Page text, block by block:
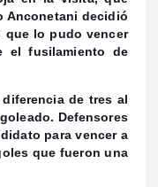
Anconetani decidió
lo pudo vencer
el fusilamiento de
de tres al
Defensores
para vencer a
que fueron una